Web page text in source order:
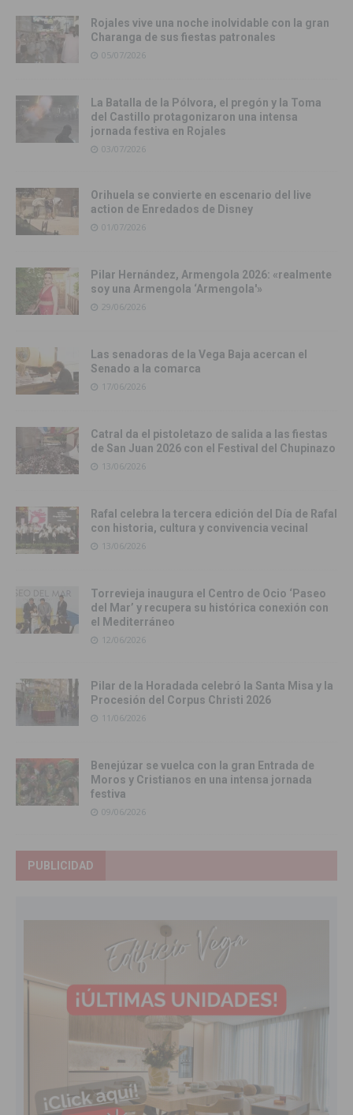
Rojales vive una noche inolvidable con la gran
Charanga de sus fiestas patronales
05/07/2026
La Batalla de la Pólvora, el pregón y la Toma
del Castillo protagonizaron una intensa
jornada festiva en Rojales
03/07/2026
Orihuela se convierte en escenario del live
action de Enredados de Disney
01/07/2026
Pilar Hernández, Armengola 2026: «realmente
soy una Armengola ‘Armengola'»
29/06/2026
Las senadoras de la Vega Baja acercan el
Senado a la comarca
17/06/2026
Catral da el pistoletazo de salida a las fiestas
de San Juan 2026 con el Festival del Chupinazo
13/06/2026
Rafal celebra la tercera edición del Día de Rafal
con historia, cultura y convivencia vecinal
13/06/2026
Torrevieja inaugura el Centro de Ocio ‘Paseo
del Mar’ y recupera su histórica conexión con
el Mediterráneo
12/06/2026
Pilar de la Horadada celebró la Santa Misa y la
Procesión del Corpus Christi 2026
11/06/2026
Benejúzar se vuelca con la gran Entrada de
Moros y Cristianos en una intensa jornada
festiva
09/06/2026
PUBLICIDAD